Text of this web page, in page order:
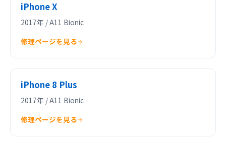
iPhone X
2017年 / A11 Bionic
修理ページを見る
iPhone 8 Plus
2017年 / A11 Bionic
修理ページを見る